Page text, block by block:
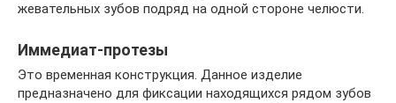
жевательных зубов подряд на одной стороне челюсти.
Иммедиат-протезы
Это временная конструкция. Данное изделие
предназначено для фиксации находящихся рядом зубов